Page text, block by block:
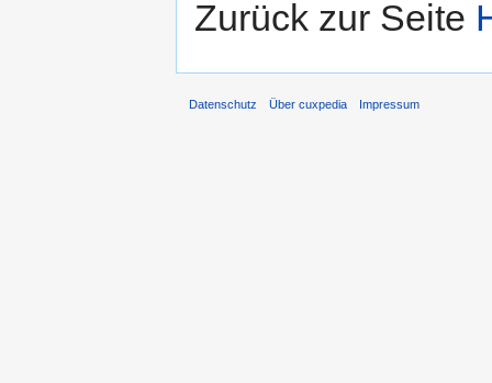
Zurück zur Seite
Datenschutz Über cuxpedia Impressum